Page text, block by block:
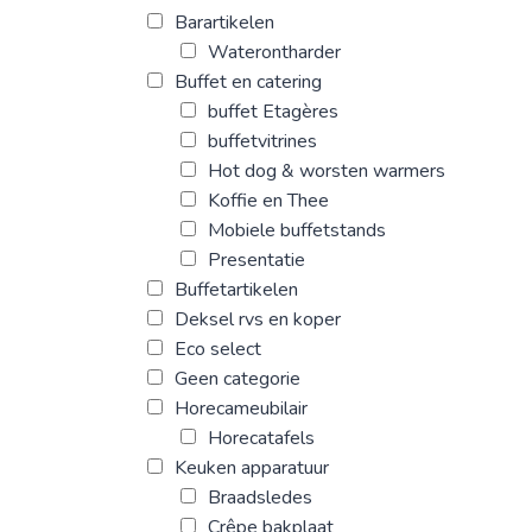
Barartikelen
Waterontharder
Buffet en catering
buffet Etagères
buffetvitrines
Hot dog & worsten warmers
Koffie en Thee
Mobiele buffetstands
Presentatie
Buffetartikelen
Deksel rvs en koper
Eco select
Geen categorie
Horecameubilair
Horecatafels
Keuken apparatuur
Braadsledes
Crêpe bakplaat